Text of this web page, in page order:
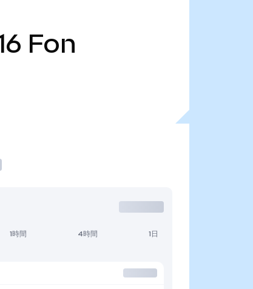
Fon
1時間 4時間 1日